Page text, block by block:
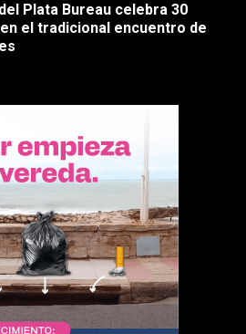
Plata Bureau celebra 30
el tradicional encuentro de